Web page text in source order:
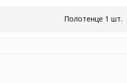
Полотенце 1 шт.